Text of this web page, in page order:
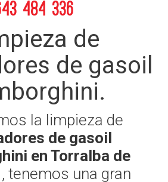
484 336
de
de gasoil
la limpieza de
de gasoil
en Torralba de
, tenemos una gran